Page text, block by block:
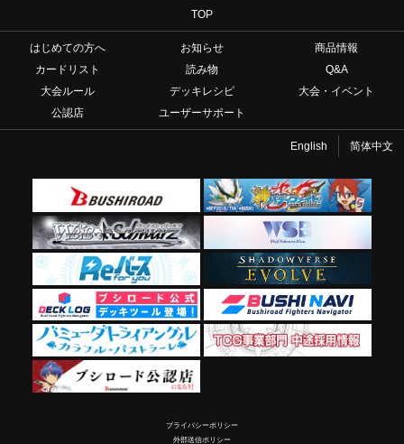
TOP
はじめての方へ お知らせ
商品情報
カードリスト
読み物
Q&A
大会ルール
デッキレシピ
大会・イベント
公認店
ユーザーサポート
English 简体中文
プライバシーポリシー
外部送信ポリシー